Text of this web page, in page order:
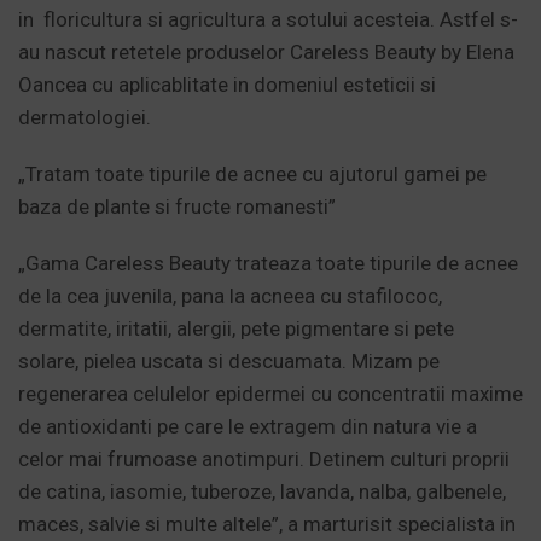
in floricultura si agricultura a sotului acesteia. Astfel s-
au nascut retetele produselor Careless Beauty by Elena
Oancea cu aplicablitate in domeniul esteticii si
dermatologiei.
„Tratam toate tipurile de acnee cu ajutorul gamei pe
baza de plante si fructe romanesti”
„Gama Careless Beauty trateaza toate tipurile de acnee
de la cea juvenila, pana la acneea cu stafilococ,
dermatite, iritatii, alergii, pete pigmentare si pete
solare, pielea uscata si descuamata. Mizam pe
regenerarea celulelor epidermei cu concentratii maxime
de antioxidanti pe care le extragem din natura vie a
celor mai frumoase anotimpuri. Detinem culturi proprii
de catina, iasomie, tuberoze, lavanda, nalba, galbenele,
maces, salvie si multe altele”, a marturisit specialista in